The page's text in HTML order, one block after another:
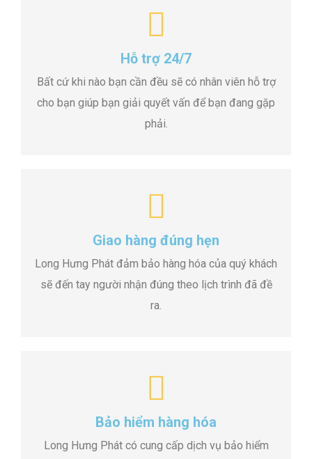
Hỗ trợ 24/7
Bất cứ khi nào bạn cần đều sẽ có nhân viên hỗ trợ
cho bạn giúp bạn giải quyết vấn để bạn đang gặp
phải.
Giao hàng đúng hẹn
Long Hưng Phát đảm bảo hàng hóa của quý khách
sẽ đến tay người nhận đúng theo lịch trình đã đề
ra.
Bảo hiểm hàng hóa
Long Hưng Phát có cung cấp dịch vụ bảo hiểm